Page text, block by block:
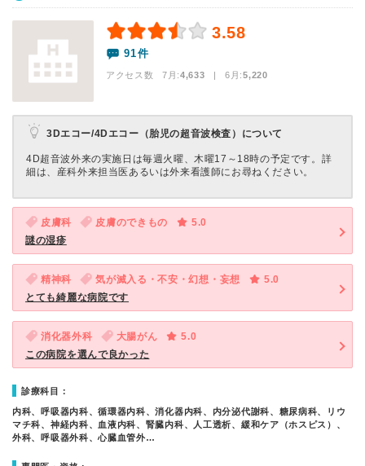
3.58
91件
アクセス数 7月:4,633 | 6月:5,220
3Dエコー/4Dエコー（胎児の超音波検査）について
4D超音波外来の実施日は毎週火曜、木曜17～18時の予定です。詳
細は、産科外来担当医あるいは外来看護師にお尋ねください。
皮膚科 皮膚のできもの
5.0
謎の湿疹
精神科 気が滅入る・不安・幻想・妄想
5.0
とても綺麗な病院です
消化器外科 大腸がん
5.0
この病院を選んで良かった
診療科目：
内科、呼吸器内科、循環器内科、消化器内科、内分泌代謝科、糖尿病科、リウ
マチ科、神経内科、血液内科、腎臓内科、人工透析、緩和ケア（ホスピス）、
外科、呼吸器外科、心臓血管外…